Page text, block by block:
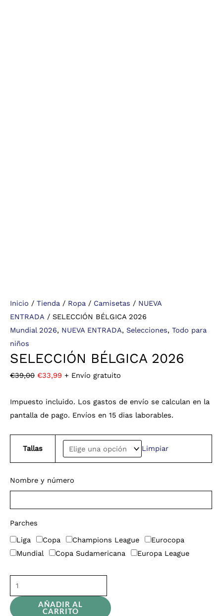
Inicio / Tienda / Ropa / Camisetas / NUEVA
ENTRADA / SELECCIÓN BÉLGICA 2026
Mundial 2026, NUEVA ENTRADA, Selecciones, Todo para
niños
SELECCIÓN BÉLGICA 2026
€39,00 €33,99 + Envío gratuito
Impuesto incluido. Los gastos de envío se calculan en la
pantalla de pago. Envíos en 15 dias laborables.
Tallas Limpiar
Nombre y número
Parches
Liga
Copa Champions League
Eurocopa
Mundial
Copa Sudamericana Europa League
AÑADIR AL
CARRITO